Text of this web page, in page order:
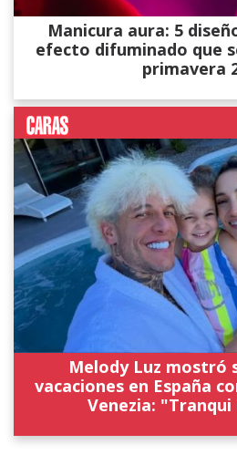
Manicura aura: 5
efecto difuminado que
primavera
Melody Luz mostró
vacaciones en España
Venezia: